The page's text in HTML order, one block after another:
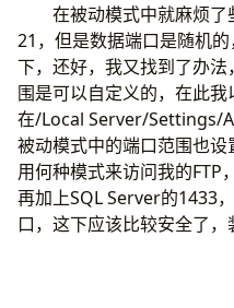
在被动模式中就麻烦了
21，但是数据端口是随机
下，还好，我又找到了办
围是可以自定义的，在此我
在/Local Server/Settings/
被动模式中的端口范围也
用何种模式来访问我的FTP
再加上SQL Server的1433
口，这下应该比较安全了